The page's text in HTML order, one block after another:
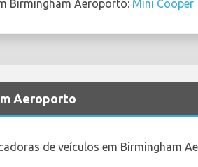
Birmingham Aeroporto: Mini Cooper
Aeroporto
de veículos em Birmingham